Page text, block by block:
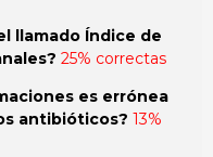
llamado Índice de
25% correctas
es errónea
antibióticos? 13%